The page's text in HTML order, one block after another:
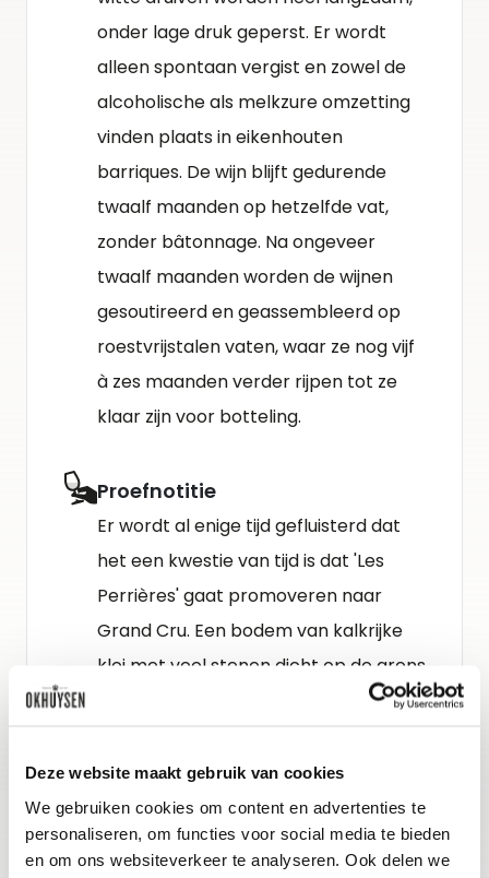
Deze website maakt gebruik van cookies
We gebruiken cookies om content en advertenties te
personaliseren, om functies voor social media te bieden
en om ons websiteverkeer te analyseren. Ook delen we
onder lage druk geperst. Er wordt
alleen spontaan vergist en zowel de
alcoholische als melkzure omzetting
vinden plaats in eikenhouten
barriques. De wijn blijft gedurende
twaalf maanden op hetzelfde vat,
zonder bâtonnage. Na ongeveer
twaalf maanden worden de wijnen
gesoutireerd en geassembleerd op
roestvrijstalen vaten, waar ze nog vijf
à zes maanden verder rijpen tot ze
klaar zijn voor botteling.
Proefnotitie
Er wordt al enige tijd gefluisterd dat
het een kwestie van tijd is dat 'Les
Perrières' gaat promoveren naar
Grand Cru. Een bodem van kalkrijke
klei met veel stenen dicht op de grens
met Puligny-Montrachet.De stokken
direct indruk met concentratie,
minerale tonen, een rijke en serieuze
structuur. Roomboter, hazelnoten,